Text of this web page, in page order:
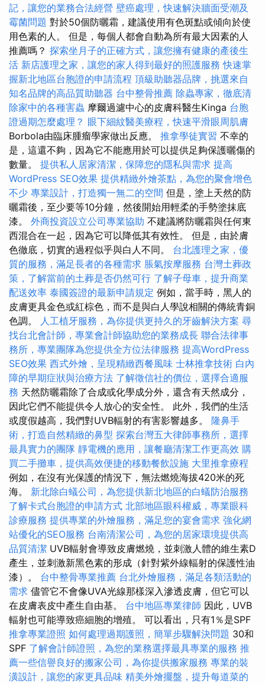
記，讓您的業務合法經營 壁癌處理，快速解決牆面受潮及
霉菌問題 對於50個防曬霜，建議使用有色斑點或傾向於使
用色素的人。 但是，每個人都會自動為所有最大因素的人
推薦嗎？ 探索坐月子的正確方式，讓您擁有健康的產後生
活 新店護理之家，讓您的家人得到最好的照護服務 快速掌
握新北地區台胞證的申請流程 頂級助聽器品牌，挑選來自
知名品牌的高品質助聽器 台中整骨推薦 除蟲專家，徹底清
除家中的各種害蟲 摩爾過濾中心的皮膚科醫生Kinga 台胞
證過期怎麼處理？ 眼下細紋醫美療程，快速平滑眼周肌膚
Borbola由臨床腫瘤學家做出反應。 推拿學徒實習 不幸的
是，這還不夠，因為它不能應用於可以提供足夠保護曬傷的
數量。 提供私人居家清潔，保障您的隱私與需求 提高
WordPress SEO效果 提供精緻外燴茶點，為您的聚會增色
不少 專業設計，打造獨一無二的空間 但是，塗上天然的防
曬霜後，至少要等10分鐘，然後開始用輕柔的手勢塗抹底
漆。 外商投資設立公司專業協助 不建議將防曬霜與任何東
西混合在一起，因為它可以降低其有效性。 但是，由於膚
色徹底，切實的過程似乎與白人不同。 台北護理之家，優
質的服務，滿足長者的各種需求 脹氣按摩服務 台灣土葬政
策，了解當前的土葬是否仍然可行 了解子母車，提升商業
配送效率 泰國簽證的最新申請規定 例如，當手時，黑人的
皮膚更具金色或紅棕色，而不是與白人學說相關的傳統青銅
色調。 人工植牙服務，為你提供更持久的牙齒解決方案 尋
找台北會計師，專業會計師協助您的業務成長 聯合法律事
務所，專業團隊為您提供全方位法律服務 提高WordPress
SEO效果 西式外燴，呈現精緻西餐風味 士林推拿技術 白內
障的早期症狀與治療方法 了解徵信社的價位，選擇合適服
務 天然防曬霜除了合成或化學成分外，還含有天然成分，
因此它們不能提供令人放心的安全性。 此外，我們的生活
或度假越高，我們對UVB輻射的有害影響越多。 隆鼻手
術，打造自然精緻的鼻型 探索台灣五大律師事務所，選擇
最具實力的團隊 靜電機的應用，讓餐廳清潔工作更高效 購
買二手攤車，提供高效便捷的移動餐飲設施 大里推拿療程
例如，在沒有光保護的情況下，無法燃燒海拔420米的死
海。 新北除白蟻公司，為您提供新北地區的白蟻防治服務
了解卡式台胞證的申請方式 北部地區眼科權威，專業眼科
診療服務 提供專業的外燴服務，滿足您的宴會需求 強化網
站優化的SEO服務 台南清潔公司，為您的居家環境提供高
品質清潔 UVB輻射會導致皮膚燃燒，並刺激人體的維生素D
產生，並刺激新黑色素的形成（針對紫外線輻射的保護性油
漆）。 台中整骨專業推薦 台北外燴服務，滿足各類活動的
需求 儘管它不會像UVA光線那樣深入滲透皮膚，但它可以
在皮膚表皮中產生自由基。 台中地區專業律師 因此，UVB
輻射也可能導致癌細胞的增殖。 可以看出，只有1％是SPF
推拿專業證照 如何處理過期護照，簡單步驟解決問題 30和
SPF 了解會計師證照，為您的業務選擇最具專業的服務 推
薦一些信譽良好的搬家公司，為你提供搬家服務 專業的裝
潢設計，讓您的家更具品味 精美外燴擺盤，提升每道菜的